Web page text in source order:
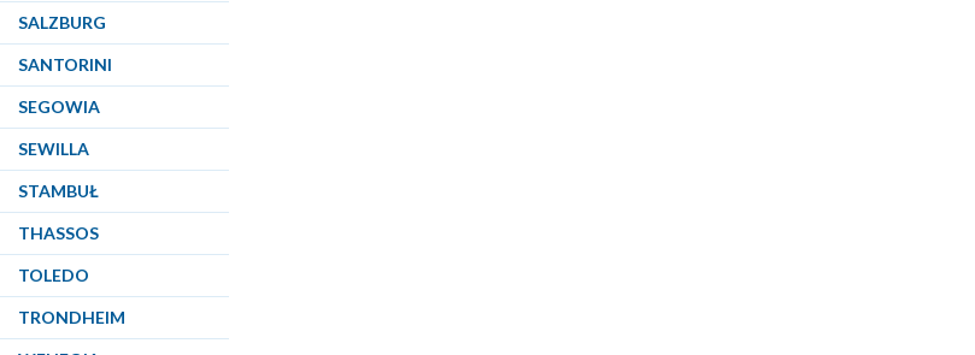
SALZBURG
SANTORINI
SEGOWIA
SEWILLA
STAMBUŁ
THASSOS
TOLEDO
TRONDHEIM